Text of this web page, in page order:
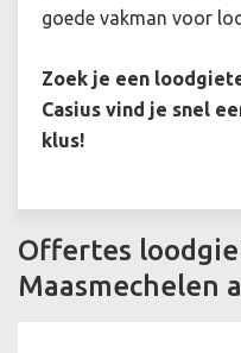
goede vakman voor
Zoek je een
Casius vind je snel
klus!
Offertes
Maasmechelen